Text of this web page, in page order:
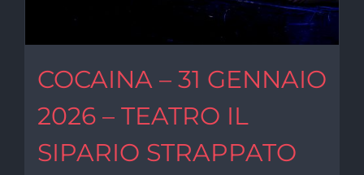
COCAINA – 31 GENNAIO
2026 – TEATRO IL
SIPARIO STRAPPATO